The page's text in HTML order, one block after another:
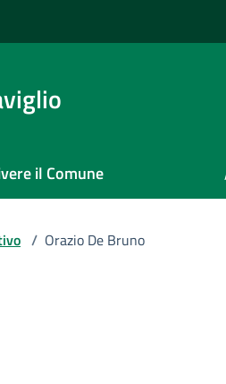
il Comune
/ Orazio De Bruno